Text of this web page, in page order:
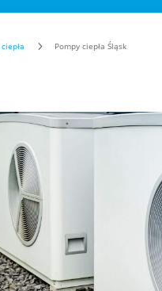
5 Pompy ciepła Śląsk